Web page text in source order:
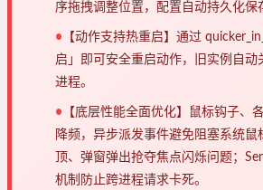
序拖拽调整位置，配置自动持久化保
• 【动作支持热重启】通过
启」即可安全重启动作，旧实例自动
进程。
• 【底层性能全面优化】鼠标钩子、
降频，异步派发事件避免阻塞系统鼠
顶、弹窗弹出抢夺焦点闪烁问题；
机制防止跨进程请求卡死。